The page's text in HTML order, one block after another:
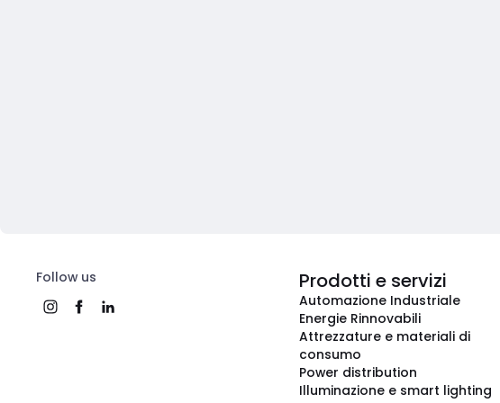
Follow us Prodotti e servizi
Automazione Industriale
Energie Rinnovabili
Attrezzature e materiali di
consumo
Power distribution
Illuminazione e smart lighting